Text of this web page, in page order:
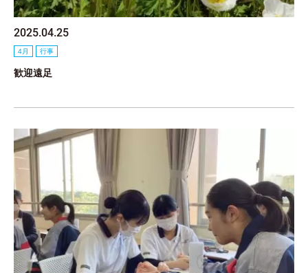
2025.04.25
4月 行事
歓迎遠足